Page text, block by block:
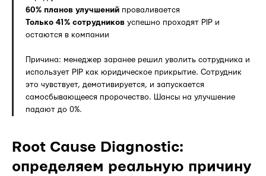
60% планов улучшений проваливается
Только 41% сотрудников успешно проходят PIP и
остаются в компании
Причина: менеджер заранее решил уволить сотрудника и
использует PIP как юридическое прикрытие. Сотрудник
это чувствует, демотивируется, и запускается
самосбывающееся пророчество. Шансы на улучшение
падают до 0%.
Root Cause Diagnostic:
определяем реальную причину